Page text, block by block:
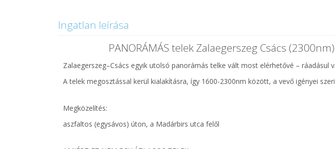
Ingatlan leírása
PANORÁMÁS telek Zalaegerszeg Csács
Zalaegerszeg–Csács egyik utolsó panorámás telke vált most elérhetővé – ráadásul
A telek megosztással kerül kialakításra, így 1600-2300nm között, a vevő igényei
Megközelítés:
aszfaltos (egysávos) úton, a Madárbirs utca felől